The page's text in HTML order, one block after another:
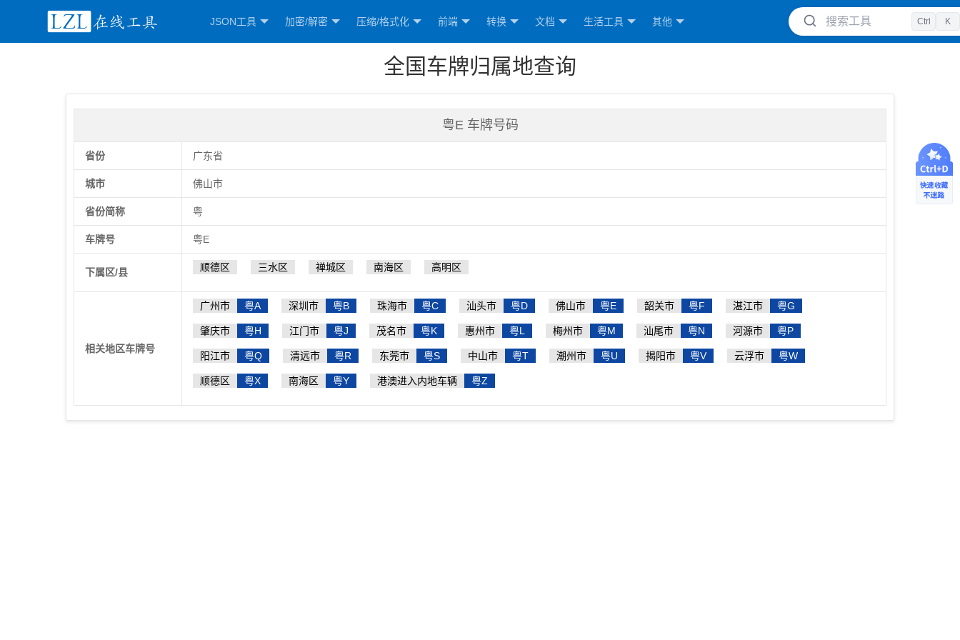
JSON工具 加密/解密 压缩/格式化 前端 转换 文档 生活工具 其他 搜索工具 Ctrl K
全国车牌归属地查询
粤E 车牌号码
省份 广东省
城市 佛山市
省份简称 粤
车牌号 粤E
下属区/县 顺德区 三水区 禅城区 南海区 高明区
相关地区车牌号
广州市 粤A 深圳市 粤B 珠海市 粤C 汕头市 粤D 佛山市 粤E 韶关市 粤F 湛江市 粤G
肇庆市 粤H 江门市 粤J 茂名市 粤K 惠州市 粤L 梅州市 粤M 汕尾市 粤N 河源市 粤P
阳江市 粤Q 清远市 粤R 东莞市 粤S 中山市 粤T 潮州市 粤U 揭阳市 粤V 云浮市 粤W
顺德区 粤X 南海区 粤Y 港澳进入内地车辆 粤Z